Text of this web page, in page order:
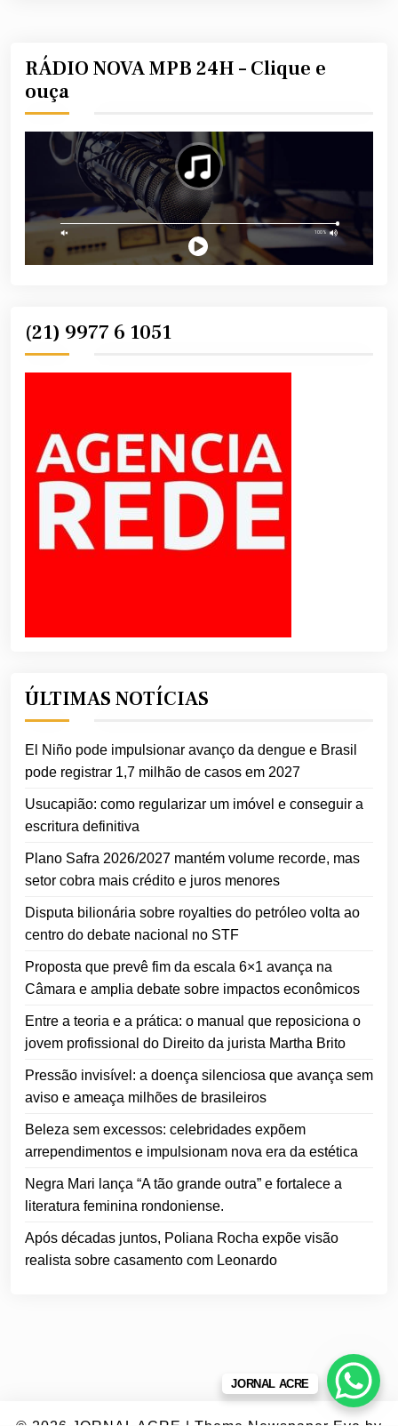
RÁDIO NOVA MPB 24H – Clique e
ouça
(21) 9977 6 1051
ÚLTIMAS NOTÍCIAS
El Niño pode impulsionar avanço da dengue e Brasil
pode registrar 1,7 milhão de casos em 2027
Usucapião: como regularizar um imóvel e conseguir a
escritura definitiva
Plano Safra 2026/2027 mantém volume recorde, mas
setor cobra mais crédito e juros menores
Disputa bilionária sobre royalties do petróleo volta ao
centro do debate nacional no STF
Proposta que prevê fim da escala 6×1 avança na
Câmara e amplia debate sobre impactos econômicos
Entre a teoria e a prática: o manual que reposiciona o
jovem profissional do Direito da jurista Martha Brito
Pressão invisível: a doença silenciosa que avança sem
aviso e ameaça milhões de brasileiros
Beleza sem excessos: celebridades expõem
arrependimentos e impulsionam nova era da estética
Negra Mari lança “A tão grande outra” e fortalece a
literatura feminina rondoniense.
Após décadas juntos, Poliana Rocha expõe visão
realista sobre casamento com Leonardo
JORNAL ACRE